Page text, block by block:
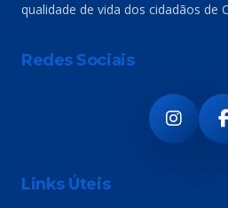
qualidade de vida dos cidadãos de
Redes Sociais
Links Úteis